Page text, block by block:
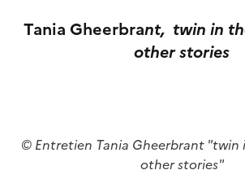
Tania Gheerbrant, twin in
other stories
© Entretien Tania Gheerbrant "twin
other stories"